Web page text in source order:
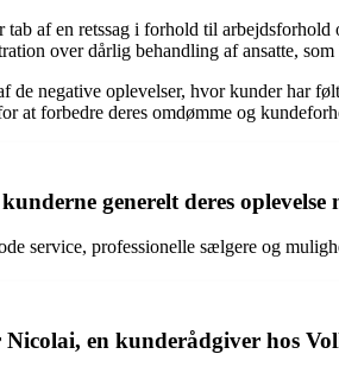
af en retssag i forhold til
over dårlig behandling af ansatte,
de negative oplevelser, hvor kunder har
at forbedre deres omdømme og
generelt deres
service, professionelle sælgere og
en kunderådgiver hos